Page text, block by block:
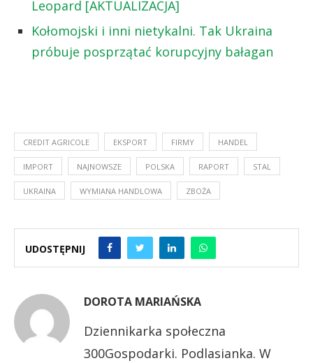
Leopard [AKTUALIZACJA]
Kołomojski i inni nietykalni. Tak Ukraina
próbuje posprzątać korupcyjny bałagan
CREDIT AGRICOLE EKSPORT FIRMY HANDEL
IMPORT NAJNOWSZE POLSKA RAPORT STAL
UKRAINA WYMIANA HANDLOWA ZBOŻA
UDOSTĘPNIJ
DOROTA MARIAŃSKA
Dziennikarka społeczna
300Gospodarki. Podlasianka. W